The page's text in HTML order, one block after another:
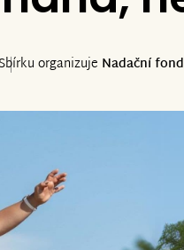
organizuje Nadační